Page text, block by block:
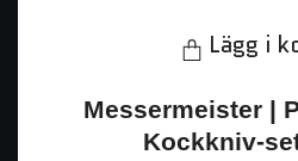
Lägg i
Messermeister |
Kockkniv-